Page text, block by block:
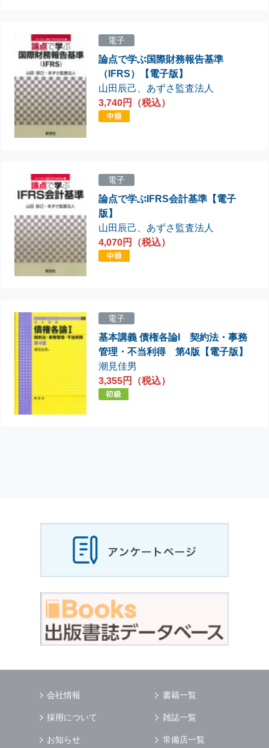
電子
論点で学ぶ国際財務報告基準
（IFRS）【電子版】
山田辰己 あずさ監査法人
3,740円（税込）
電子
論点で学ぶIFRS会計基準【電子
版】
山田辰己 あずさ監査法人
4,070円（税込）
電子
基本講義 債権各論I 契約法・事務
管理・不当利得 第4版【電子版】
潮見佳男
3,355円（税込）
会社情報
採用について
お知らせ
書籍一覧
雑誌一覧
常備店一覧